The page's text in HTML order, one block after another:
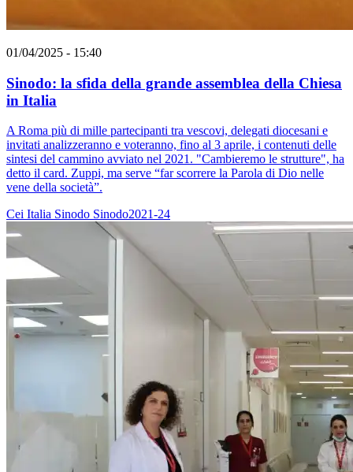
01/04/2025 - 15:40
Sinodo: la sfida della grande assemblea della Chiesa
in Italia
A Roma più di mille partecipanti tra vescovi, delegati diocesani e
invitati analizzeranno e voteranno, fino al 3 aprile, i contenuti delle
sintesi del cammino avviato nel 2021. "Cambieremo le strutture", ha
detto il card. Zuppi, ma serve “far scorrere la Parola di Dio nelle
vene della società”.
Cei Italia Sinodo Sinodo2021-24